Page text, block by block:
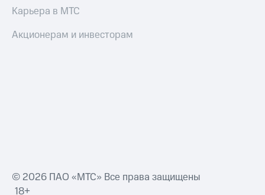
Карьера в МТС
Акционерам и инвесторам
© 2026 ПАО «МТС» Все права защищены
18+